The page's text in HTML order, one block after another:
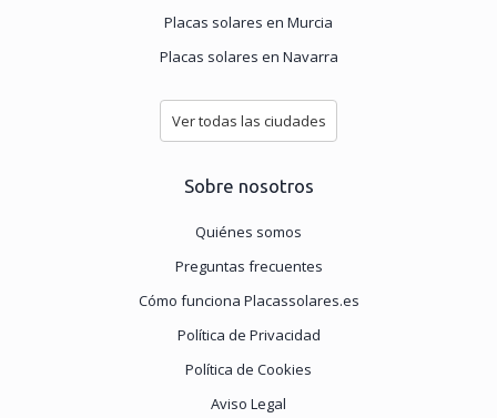
Placas solares en Murcia
Placas solares en Navarra
Ver todas las ciudades
Sobre nosotros
Quiénes somos
Preguntas frecuentes
Cómo funciona Placassolares.es
Política de Privacidad
Política de Cookies
Aviso Legal